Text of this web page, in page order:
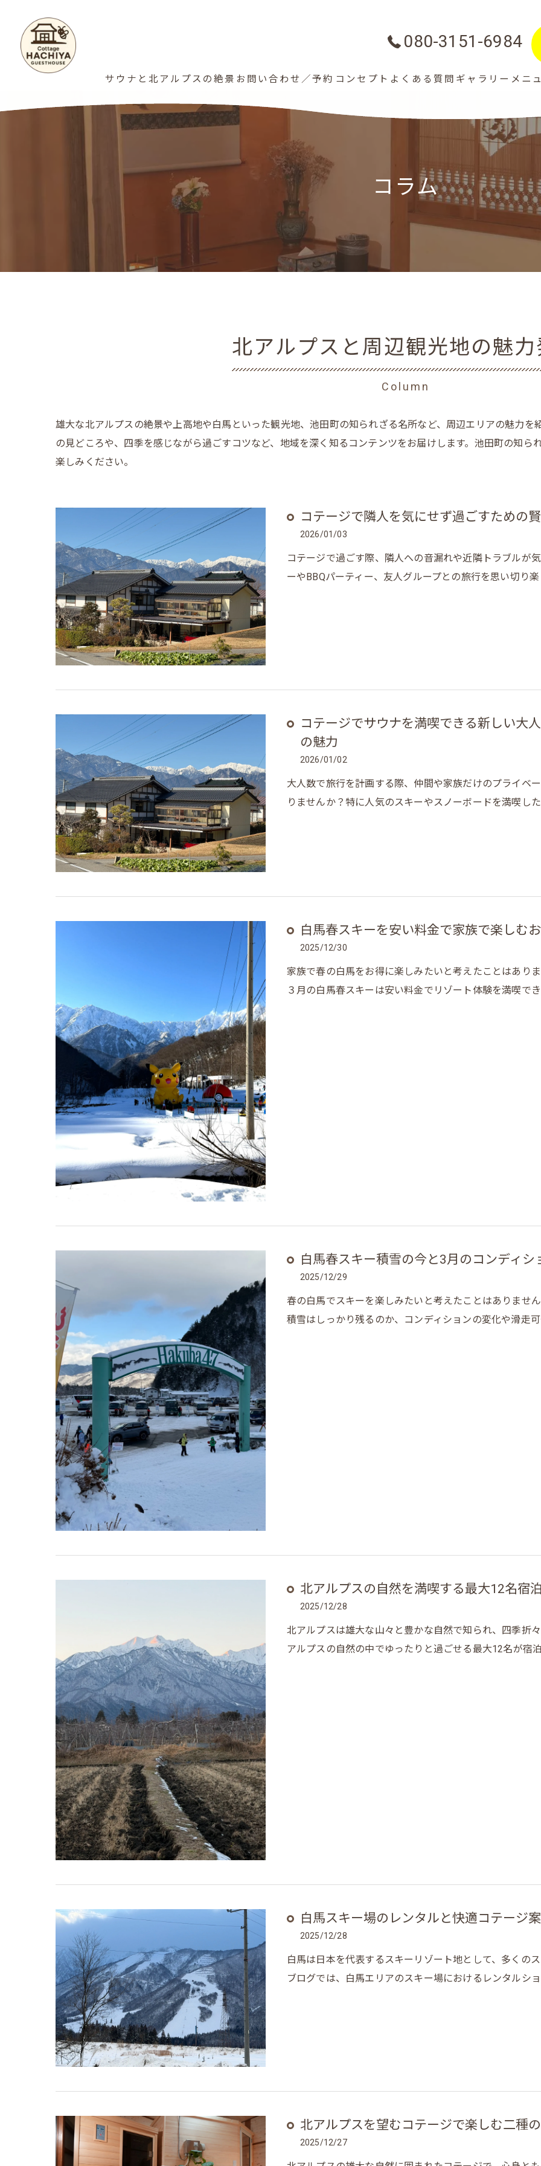
080-3151-6984
サウナと北アルプスの絶景 お問い合わせ／予約 コンセプト よくある質問 ギャラリー メニ
コラム
北アルプスと周辺観光地の魅力
Column
雄大な北アルプスの絶景や上高地や白馬といった観光地、池田町の知られざる名所など、周辺エリアの魅力を
の見どころや、四季を感じながら過ごすコツなど、地域を深く知るコンテンツをお届けします。池田町の知ら
楽しみください。
コテージで隣人を気にせず過ごすための
2026/01/03
コテージで過ごす際、隣人への音漏れや近隣トラブルが
ーやBBQパーティー、友人グループとの旅行を思い切り
コテージでサウナを満喫できる新しい大
の魅力
2026/01/02
大人数で旅行を計画する際、仲間や家族だけのプライベ
りませんか？特に人気のスキーやスノーボードを満喫し
白馬春スキーを安い料金で家族で楽しむ
2025/12/30
家族で春の白馬をお得に楽しみたいと考えたことはあり
３月の白馬春スキーは安い料金でリゾート体験を満喫で
白馬春スキー積雪の今と3月のコンディシ
2025/12/29
春の白馬でスキーを楽しみたいと考えたことはありませ
積雪はしっかり残るのか、コンディションの変化や滑走
北アルプスの自然を満喫する最大12名宿
2025/12/28
北アルプスは雄大な山々と豊かな自然で知られ、四季折
アルプスの自然の中でゆったりと過ごせる最大12名が宿
白馬スキー場のレンタルと快適コテージ
2025/12/28
白馬は日本を代表するスキーリゾート地として、多くの
ブログでは、白馬エリアのスキー場におけるレンタルシ
北アルプスを望むコテージで楽しむ二種
2025/12/27